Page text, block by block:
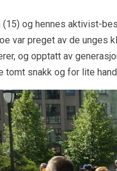
og hennes aktivist-
var preget av de unges
og opptatt av
tomt snakk og for lite